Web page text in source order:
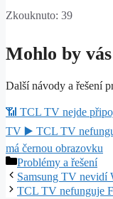
Zkouknuto: 39
Mohlo by
Další návody a řešení
📶 TCL TV nejde
TV ▶️ TCL TV
má černou obrazovku
Rubriky
Problémy a řešení
Samsung TV nevidí
TCL TV nefunguje